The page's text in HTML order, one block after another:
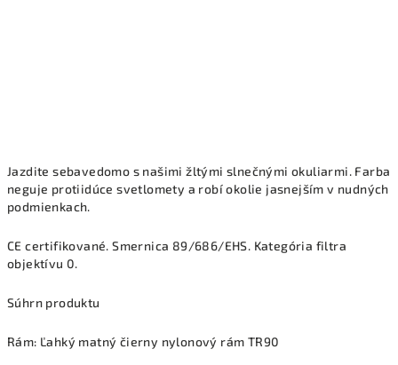
Jazdite sebavedomo s našimi žltými slnečnými okuliarmi. Farba
neguje protiidúce svetlomety a robí okolie jasnejším v nudných
podmienkach.
CE certifikované. Smernica 89/686/EHS. Kategória filtra
objektívu 0.
Súhrn produktu
Rám: Ľahký matný čierny nylonový rám TR90